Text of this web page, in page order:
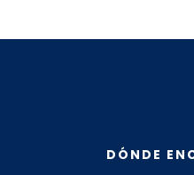
DÓNDE